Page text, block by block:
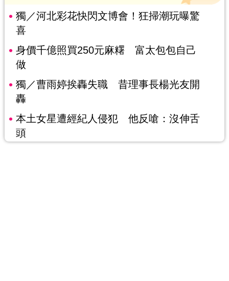
獨／河北彩花快閃文博會！狂掃潮玩曝驚
喜
身價千億照買250元麻糬 富太包包自己
做
獨／曹雨婷挨轟失職 昔理事長楊光友開
轟
本土女星遭經紀人侵犯 他反嗆：沒伸舌
頭